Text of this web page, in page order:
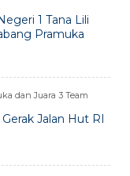
1 Tana Lili
Pramuka
dan Juara 3 Team
Jalan Hut RI